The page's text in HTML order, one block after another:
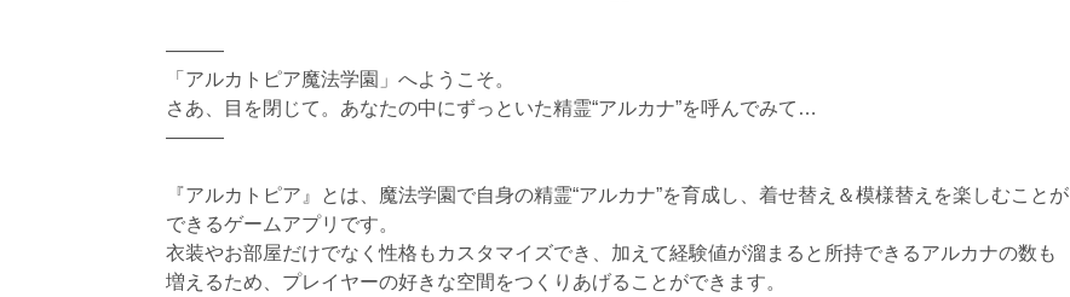
―――
「アルカトピア魔法学園」へようこそ。
さあ、目を閉じて。あなたの中にずっといた精霊“アルカナ”を呼んでみて…
―――
『アルカトピア』とは、魔法学園で自身の精霊“アルカナ”を育成し、着せ替え＆模様替えを楽しむことが
できるゲームアプリです。
衣装やお部屋だけでなく性格もカスタマイズでき、加えて経験値が溜まると所持できるアルカナの数も
増えるため、プレイヤーの好きな空間をつくりあげることができます。